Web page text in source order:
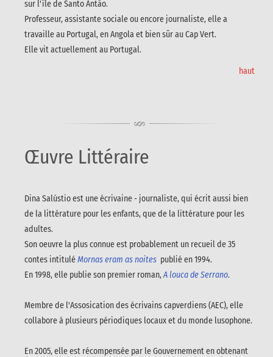
sur l'île de Santo Antão.
Professeur, assistante sociale ou encore journaliste, elle a
travaille au Portugal, en Angola et bien sûr au Cap Vert.
Elle vit actuellement au Portugal.
haut
Œuvre Littéraire
Dina Salústio est une écrivaine - journaliste, qui écrit aussi bien
de la littérature pour les enfants, que de la littérature pour les
adultes.
Son oeuvre la plus connue est probablement un recueil de 35
contes intituléMornas eram as noites publié en 1994.
En 1998, elle publie son premier roman,A louca de Serrano.
Membre de l'Assosication des écrivains capverdiens (AEC), elle
collabore à plusieurs périodiques locaux et du monde lusophone.
En 2005, elle est récompensée par le Gouvernement en obtenant